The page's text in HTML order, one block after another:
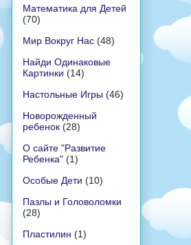
Математика для Детей
(70)
Мир Вокруг Нас (48)
Найди Одинаковые
Картинки (14)
Настольные Игры (46)
Новорожденный
ребенок (28)
О сайте "Развитие
Ребенка" (1)
Особые Дети (10)
Пазлы и Головоломки
(28)
Пластилин (1)